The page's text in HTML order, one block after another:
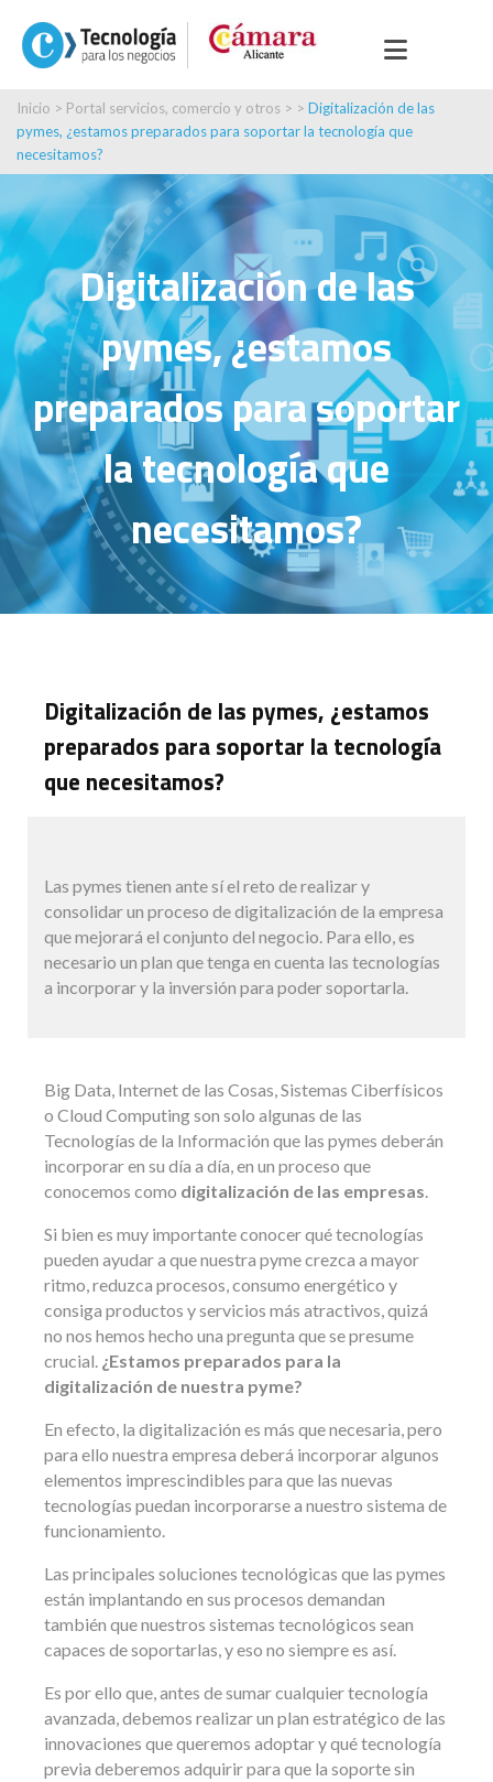
Inicio > Portal servicios, comercio y otros > > Digitalización de las
pymes, ¿estamos preparados para soportar la tecnología que
necesitamos?
Digitalización de las
pymes, ¿estamos
preparados para soportar
la tecnología que
necesitamos?
Digitalización de las pymes, ¿estamos
preparados para soportar la tecnología
que necesitamos?
Las pymes tienen ante sí el reto de realizar y
consolidar un proceso de digitalización de la empresa
que mejorará el conjunto del negocio. Para ello, es
necesario un plan que tenga en cuenta las tecnologías
a incorporar y la inversión para poder soportarla.
Big Data, Internet de las Cosas, Sistemas Ciberfísicos
o Cloud Computing son solo algunas de las
Tecnologías de la Información que las pymes deberán
incorporar en su día a día, en un proceso que
conocemos como digitalización de las empresas.
Si bien es muy importante conocer qué tecnologías
pueden ayudar a que nuestra pyme crezca a mayor
ritmo, reduzca procesos, consumo energético y
consiga productos y servicios más atractivos, quizá
no nos hemos hecho una pregunta que se presume
crucial. ¿Estamos preparados para la
digitalización de nuestra pyme?
En efecto, la digitalización es más que necesaria, pero
para ello nuestra empresa deberá incorporar algunos
elementos imprescindibles para que las nuevas
tecnologías puedan incorporarse a nuestro sistema de
funcionamiento.
Las principales soluciones tecnológicas que las pymes
están implantando en sus procesos demandan
también que nuestros sistemas tecnológicos sean
capaces de soportarlas, y eso no siempre es así.
Es por ello que, antes de sumar cualquier tecnología
avanzada, debemos realizar un plan estratégico de las
innovaciones que queremos adoptar y qué tecnología
previa deberemos adquirir para que la soporte sin